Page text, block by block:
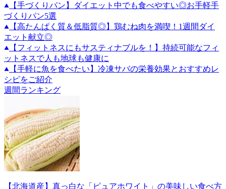
【手づくりパン】ダイエット中でも食べやすい◎お手軽手
づくりパン5選
【高たんぱく質＆低脂質◎】鶏むね肉を満喫！1週間ダイ
エット献立◎
【フィットネスにもサスティナブルを！】持続可能なフィ
ットネスで人も地球も健康に
【手軽に魚を食べたい】冷凍サバの栄養効果とおすすめレ
シピをご紹介
週間ランキング
【北海道産】真っ白な「ピュアホワイト」の美味しい食べ方